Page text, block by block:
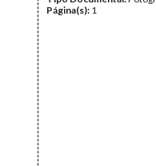
Página(s): 1